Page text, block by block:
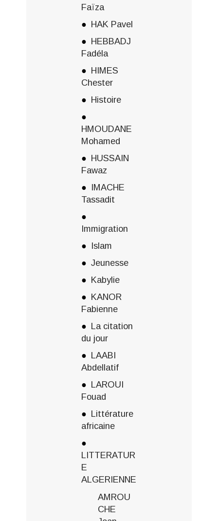
Faïza
HAK Pavel
HEBBADJ
Fadéla
HIMES
Chester
Histoire
HMOUDANE
Mohamed
HUSSAIN
Fawaz
IMACHE
Tassadit
Immigration
Islam
Jeunesse
Kabylie
KANOR
Fabienne
La citation
du jour
LAABI
Abdellatif
LAROUI
Fouad
Littérature
africaine
LITTERATUR
E
ALGERIENNE
AMROU
CHE